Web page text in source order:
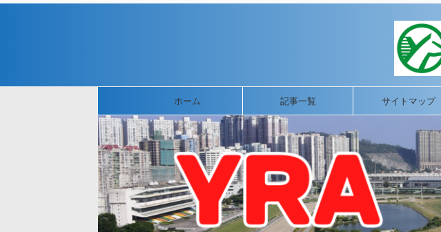
ホーム 記事一覧 サイトマップ